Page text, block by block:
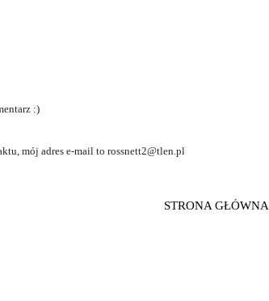
:)
mój adres e-mail to rossnett2@tlen.pl
STRONA GŁÓWNA